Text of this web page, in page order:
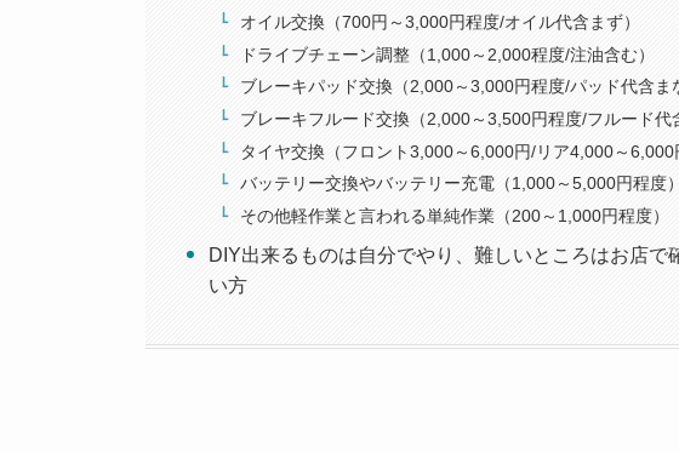
オイル交換（700円～3,000円程度/オイル代含まず）
ドライブチェーン調整（1,000～2,000程度/注油含む）
ブレーキパッド交換（2,000～3,000円程度/パッド代含ま
ブレーキフルード交換（2,000～3,500円程度/フルード代
タイヤ交換（フロント3,000～6,000円/リア4,000～6,000
バッテリー交換やバッテリー充電（1,000～5,000円程度）
その他軽作業と言われる単純作業（200～1,000円程度）
DIY出来るものは自分でやり、難しいところはお店
い方